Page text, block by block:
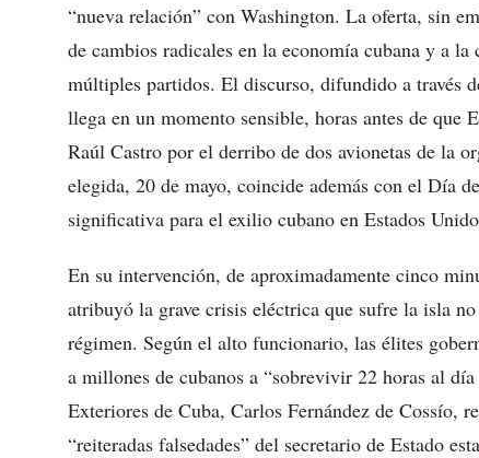
“nueva relación” con Washington. La oferta, sin
de cambios radicales en la economía cubana y a
múltiples partidos. El discurso, difundido a través
llega en un momento sensible, horas antes de que
Raúl Castro por el derribo de dos avionetas de la
elegida, 20 de mayo, coincide además con el Día
significativa para el exilio cubano en Estados
En su intervención, de aproximadamente cinco
atribuyó la grave crisis eléctrica que sufre la isla
régimen. Según el alto funcionario, las élites
a millones de cubanos a “sobrevivir 22 horas al
Exteriores de Cuba, Carlos Fernández de Cossío,
“reiteradas falsedades” del secretario de Estado